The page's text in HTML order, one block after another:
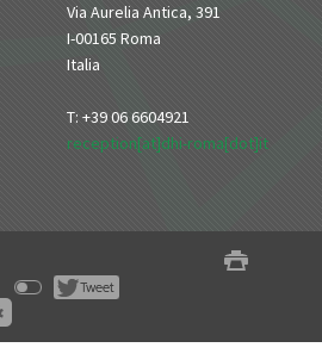
Via Aurelia Antica, 391
I-00165 Roma
Italia
T: +39 06 6604921
reception[at]dhi-roma[dot]it